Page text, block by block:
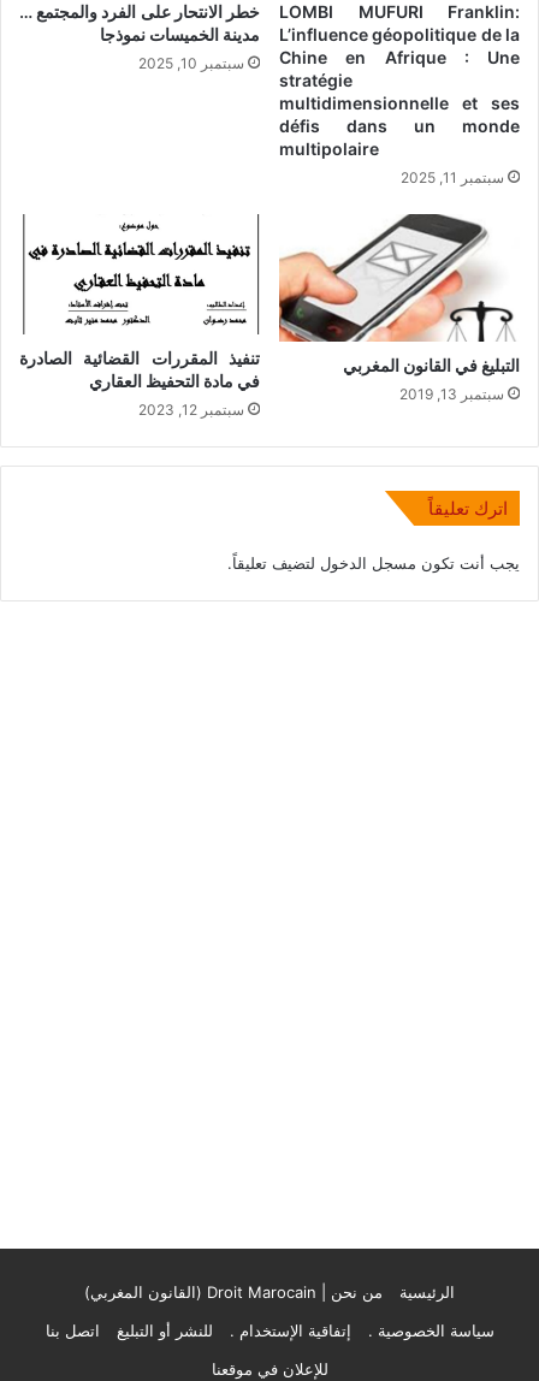
LOMBI MUFURI Franklin:
L’influence géopolitique de la
Chine en Afrique : Une
stratégie
multidimensionnelle et ses
défis dans un monde
multipolaire
سبتمبر 11, 2025
خطر الانتحار على الفرد والمجتمع …
مدينة الخميسات نموذجا
سبتمبر 10, 2025
التبليغ في القانون المغربي
سبتمبر 13, 2019
تنفيذ المقررات القضائية الصادرة
في مادة التحفيظ العقاري
سبتمبر 12, 2023
اترك تعليقاً
يجب أنت تكون مسجل الدخول لتضيف تعليقاً.
الرئيسية
من نحن | Droit Marocain (القانون المغربي)
سياسة الخصوصية .
إتفاقية الإستخدام . للنشر أو التبليغ
اتصل بنا
للإعلان في موقعنا